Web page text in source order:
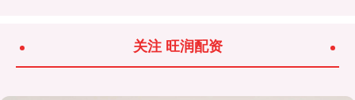
关注 旺润配资